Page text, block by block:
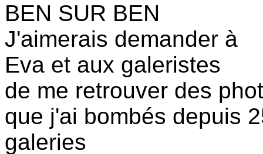
BEN SUR BEN
J'aimerais demander à
Eva et aux galeristes
de me retrouver des
que j'ai bombés depuis
galeries